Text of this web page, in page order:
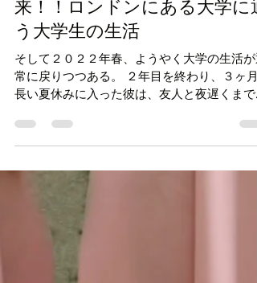
haruukjp
Jun 26, 2022
2 min read
ロンドン生活
来！！ロンドンにある大学に通
う大学生の生活
そして２０２２年春、ようやく大学の生活が
長い夏休みに入った彼は、友人と夜遅くまで